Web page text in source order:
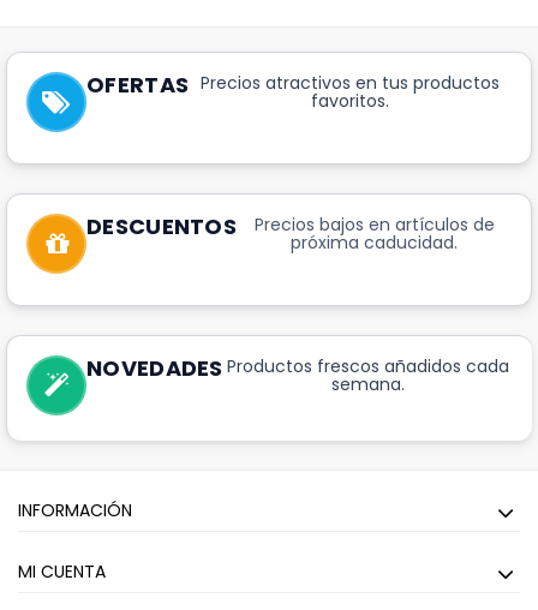
OFERTAS Precios atractivos en tus productos
favoritos.
DESCUENTOS Precios bajos en artículos de
próxima caducidad.
NOVEDADES Productos frescos añadidos cada
semana.
INFORMACIÓN
MI CUENTA